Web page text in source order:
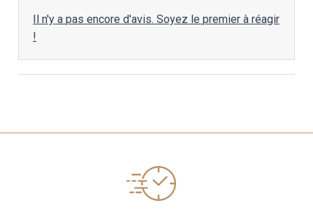
Il n'y a pas encore d'avis. Soyez le premier à réagir
!